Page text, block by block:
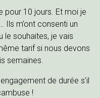
pour 10 jours. Et moi je
m’ont consenti un
le souhaites, je vais
tarif si nous devons
semaines.
de durée s’il
!